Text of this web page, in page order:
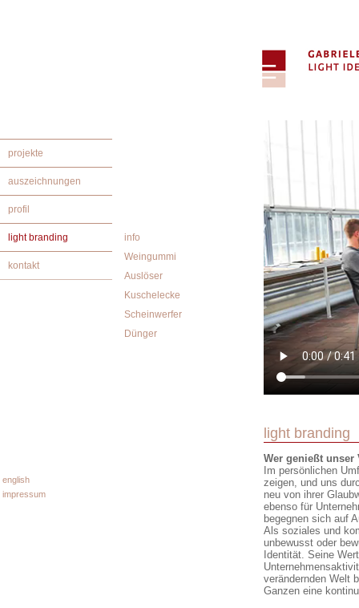
projekte
auszeichnungen
profil
light branding
info
Weingummi
Auslöser
Kuschelecke
Scheinwerfer
Dünger
kontakt
english
impressum
light branding
Wer genießt unser
Im persönlichen
zeigen, und uns
neu von ihrer
ebenso für
begegnen sich auf
Als soziales und
unbewusst oder
Identität. Seine
verändernden Welt
Ganzen eine